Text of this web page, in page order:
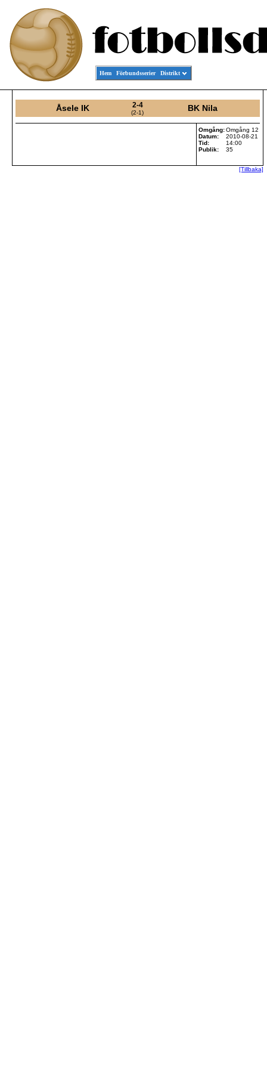
Hem Förbundsserier Distrikt
Åsele IK 2-4
(2-1) BK Nila
Omgång:Omgång 12
Datum:
2010-08-21
Tid:
14:00
Publik:
35
[Tillbaka]